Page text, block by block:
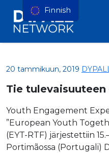
20 tammikuun, 2019
Tie
Youth Engagement
”European Youth
(EYT-RTF) järjestettiin
Portimãossa (Portugali)
Finnish